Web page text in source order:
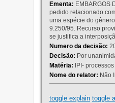
Ementa: EMBARGOS
pedido relacionado
uma espécie do
9.250/95. Recurso
se justifica a
Numero da decisão:
Decisão: Por
Matéria: IPI-
Nome do relator: Não
toggle explain toggle